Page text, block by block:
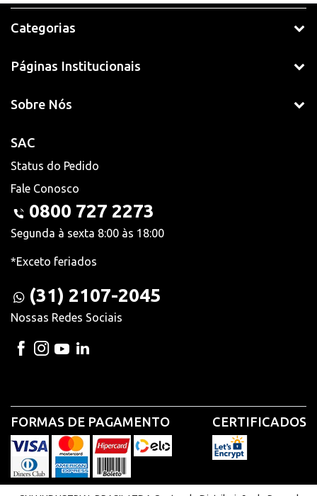
Categorias
Páginas Institucionais
Sobre Nós
SAC
Status do Pedido
Fale Conosco
0800 727 2273
Segunda à sexta 8:00 às 18:00
*Exceto feriados
(31) 2107-2045
Nossas Redes Sociais
FORMAS DE PAGAMENTO CERTIFICADOS